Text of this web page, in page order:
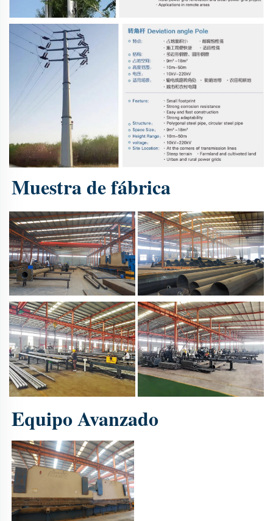
Muestra de fábrica
Equipo Avanzado